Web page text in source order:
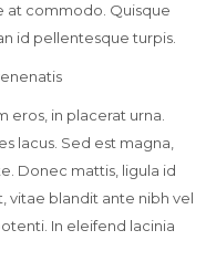
at commodo. Quisque
id pellentesque turpis.
eros, in placerat urna.
lacus. Sed est magna,
Donec mattis, ligula id
vitae blandit ante nibh vel
In eleifend lacinia